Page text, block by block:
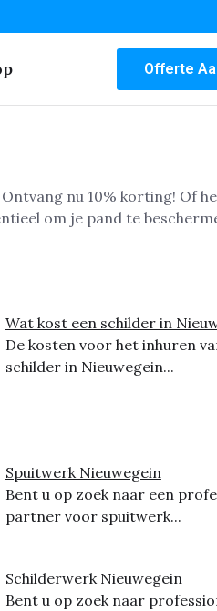
Offerte
nu 10% korting! Of
om je pand te
Wat kost een schilder in
De kosten voor het inhuren
schilder in Nieuwegein...
Spuitwerk Nieuwegein
Bent u op zoek naar een
partner voor spuitwerk...
Schilderwerk Nieuwegein
Bent u op zoek naar